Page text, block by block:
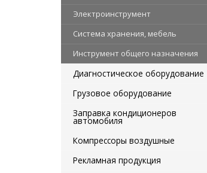
Электроинструмент
Система хранения, мебель
Инструмент общего назначения
Диагностическое оборудование
Грузовое оборудование
Заправка кондиционеров
автомобиля
Компрессоры воздушные
Рекламная продукция